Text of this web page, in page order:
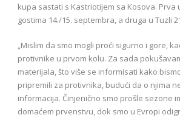
kupa sastati s Kastriotijem sa Kosova. Prva
gostima 14./15. septembra, a druga u Tuzli
„Mislim da smo mogli proći sigurno i gore,
protivnike u prvom kolu. Za sada
materijala, što više se informisati kako
pripremili za protivnika, budući da o njima
informacija. Činjenično smo prošle sezone
domaćem prvenstvu, dok smo u Evropi